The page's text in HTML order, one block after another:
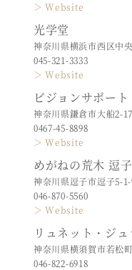
＞ Website
光学堂
神奈川県横浜市西区中
045-321-3333
＞ Website
ビジョンサポート
神奈川県鎌倉市大船2-
0467-45-8898
＞ Website
めがねの荒木 逗
神奈川県逗子市逗子5-
046-870-5560
＞ Website
リュネット・ジ
神奈川県横須賀市若松
046-822-6918